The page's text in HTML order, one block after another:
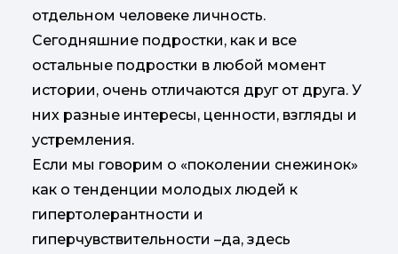
отдельном человеке личность.
Сегодняшние подростки, как и все
остальные подростки в любой момент
истории, очень отличаются друг от друга. У
них разные интересы, ценности, взгляды и
устремления.
Если мы говорим о «поколении снежинок»
как о тенденции молодых людей к
гипертолерантности и
гиперчувствительности –да, здесь